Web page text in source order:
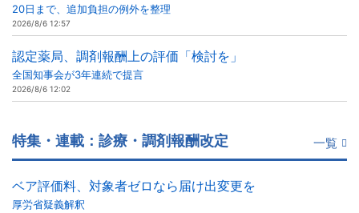
20日まで、追加負担の例外を整理
2026/8/6 12:57
認定薬局、調剤報酬上の評価「検討を」
全国知事会が3年連続で提言
2026/8/6 12:02
特集・連載：診療・調剤報酬改定 一覧
ベア評価料、対象者ゼロなら届け出変更を
厚労省疑義解釈